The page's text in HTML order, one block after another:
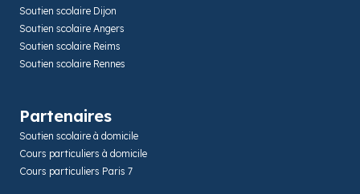
Soutien scolaire Dijon
Soutien scolaire Angers
Soutien scolaire Reims
Soutien scolaire Rennes
Partenaires
Soutien scolaire à domicile
Cours particuliers à domicile
Cours particuliers Paris 7